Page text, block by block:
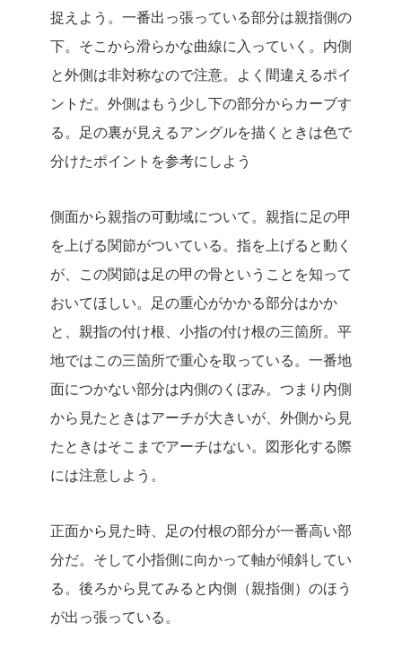
捉えよう。一番出っ張っている部分は親指側の
下。そこから滑らかな曲線に入っていく。内側
と外側は非対称なので注意。よく間違えるポイ
ントだ。外側はもう少し下の部分からカーブす
る。足の裏が見えるアングルを描くときは色で
分けたポイントを参考にしよう
側面から親指の可動域について。親指に足の甲
を上げる関節がついている。指を上げると動く
が、この関節は足の甲の骨ということを知って
おいてほしい。足の重心がかかる部分はかか
と、親指の付け根、小指の付け根の三箇所。平
地ではこの三箇所で重心を取っている。一番地
面につかない部分は内側のくぼみ。つまり内側
から見たときはアーチが大きいが、外側から見
たときはそこまでアーチはない。図形化する際
には注意しよう。
正面から見た時、足の付根の部分が一番高い部
分だ。そして小指側に向かって軸が傾斜してい
る。後ろから見てみると内側（親指側）のほう
が出っ張っている。